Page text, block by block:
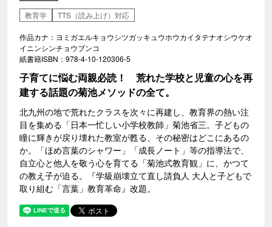
教育学
TTS（読み上げ）対応
作品カナ：ヨミガエルキョウシツガッキュウホウカイタテナオシウケオ
イニンシンチョウブンコ
紙書籍ISBN：978-4-10-120306-5
子育てに悩む両親必読！ 荒れた学校と児童の心を再
建する話題の菊池メソッドの全て。
北九州の地で荒れたクラスを次々に再建し、教育界の熱い注
目を集める「日本一忙しい小学校教師」菊池省三。子どもの
瞳に輝きが戻り壊れた教室が甦る、その秘密はどこにあるの
か。「ほめ言葉のシャワー」「成長ノート」等の指導法で、
自立心と他人を敬う心を育てる「菊池式教育観」に、かつて
の教え子が迫る。『学級崩壊立て直し請負人 大人と子どもで
取り組む「言葉」教育革命』改題。